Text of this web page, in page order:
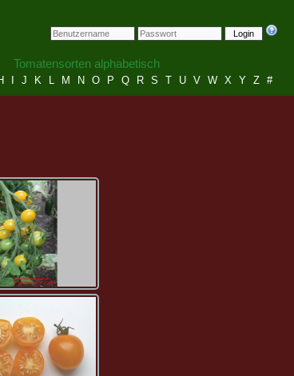
Login
Tomatensorten alphabetisch
J K L M N O P Q R S T U V W X Y Z #